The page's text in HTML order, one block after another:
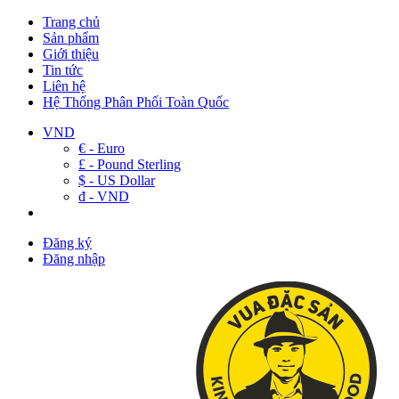
Trang chủ
Sản phẩm
Giới thiệu
Tin tức
Liên hệ
Hệ Thống Phân Phối Toàn Quốc
VND
€ - Euro
£ - Pound Sterling
$ - US Dollar
đ - VND
Đăng ký
Đăng nhập